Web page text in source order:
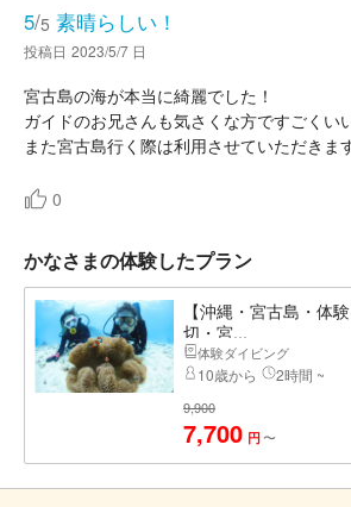
5/5 素晴らしい！
投稿日 2023/5/7 日
宮古島の海が本当に綺麗でした！
ガイドのお兄さんも気さくな方ですごくい
また宮古島行く際は利用させていただきま
0
かなさまの体験したプラン
【沖縄・宮古島・体
切・宮...
体験ダイビング
10歳から 2時間 ~
9,900
7,700 円 〜